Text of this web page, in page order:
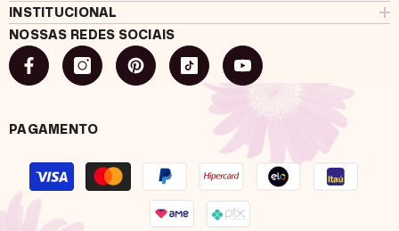
INSTITUCIONAL
NOSSAS REDES SOCIAIS
PAGAMENTO
pagamento